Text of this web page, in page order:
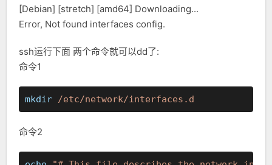
[Debian] [stretch] [amd64] Downloading...
Error, Not found interfaces config.
ssh运行下面 两个命令就可以dd了:
命令1
mkdir /etc/network/interfaces.d
命令2